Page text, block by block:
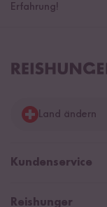
Erfahrung!
Land ändern
Deutschland
Kundenservice
Help Center & FAQ
Reishunger